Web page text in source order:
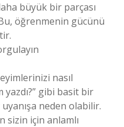
büyük bir parçası
öğrenmenin gücünü
nasıl
gibi basit bir
neden olabilir.
için anlamlı